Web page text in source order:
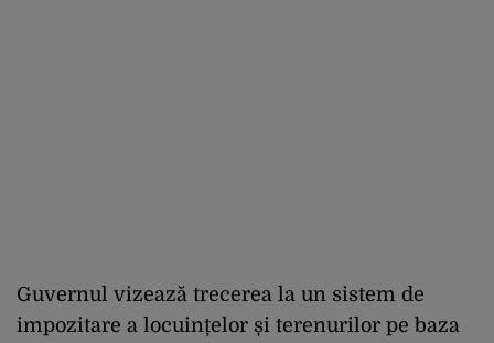
Guvernul vizează trecerea la un sistem de
impozitare a locuințelor și terenurilor pe baza